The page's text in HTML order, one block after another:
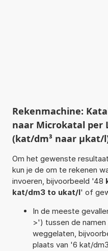
Rekenmachine:
naar Microkatal per
(kat/dm³ naar µkat/
Om het gewenste
kun je de om te rekenen
invoeren, bijvoorbeeld '48
kat/dm3 to ukat/l' of
In de meeste
>') tussen de
weggelaten,
plaats van '6 kat/